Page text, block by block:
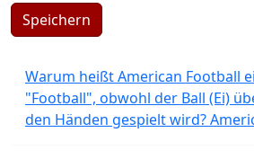
Speichern
Warum heißt American Football
"Football", obwohl der Ball (Ei)
den Händen gespielt wird?